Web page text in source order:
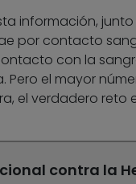
información,
por contacto
con la
Pero el mayor
el verdadero
contra la